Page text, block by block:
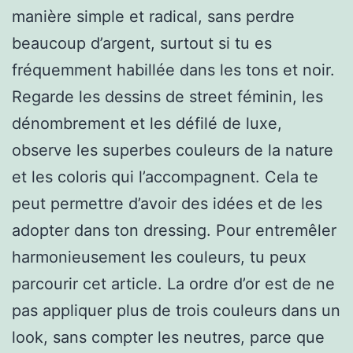
manière simple et radical, sans perdre
beaucoup d’argent, surtout si tu es
fréquemment habillée dans les tons et noir.
Regarde les dessins de street féminin, les
dénombrement et les défilé de luxe,
observe les superbes couleurs de la nature
et les coloris qui l’accompagnent. Cela te
peut permettre d’avoir des idées et de les
adopter dans ton dressing. Pour entremêler
harmonieusement les couleurs, tu peux
parcourir cet article. La ordre d’or est de ne
pas appliquer plus de trois couleurs dans un
look, sans compter les neutres, parce que